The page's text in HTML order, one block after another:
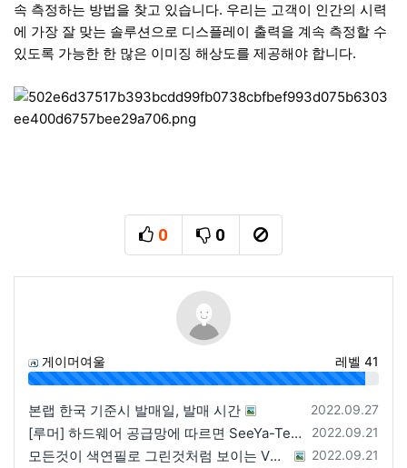
속 측정하는 방법을 찾고 있습니다. 우리는 고객이 인간의 시력
에 가장 잘 맞는 솔루션으로 디스플레이 출력을 계속 측정할 수
있도록 가능한 한 많은 이미징 해상도를 제공해야 합니다.
0
추천
0
비추천신고
게이머여울 레벨 41
96%
등록일
2022.09.27
본랩 한국 기준시 발매일, 발매 시간
등록일
2022.09.21
[루머] 하드웨어 공급망에 따르면 SeeYa-Tech가 Apple에 여러 번 uOLED 샘플을 보냄
등록일
2022.09.21
모든것이 색연필로 그린것처럼 보이는 VRChat 월드